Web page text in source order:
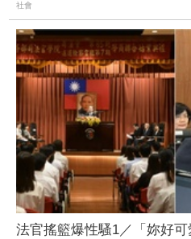
社會
法官搖籃爆性騷1／「妳好